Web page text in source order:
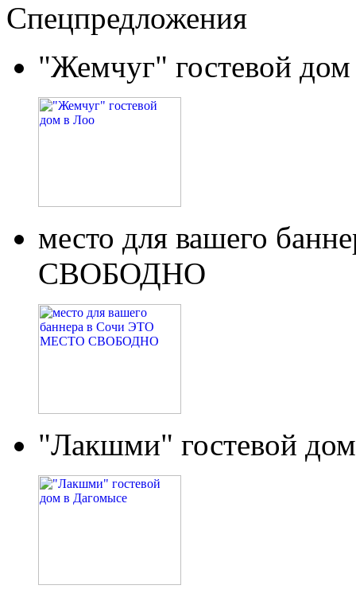
Спецпредложения
"Жемчуг" гостевой
место для вашего
СВОБОДНО
"Лакшми" гостевой